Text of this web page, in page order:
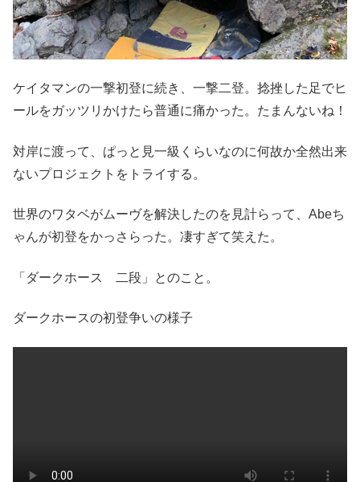
ケイタマンの一撃初登に続き、一撃二登。捻挫した足でヒ
ールをガッツリかけたら普通に痛かった。たまんないね！
対岸に渡って、ぱっと見一級くらいなのに何故か全然出来
ないプロジェクトをトライする。
世界のワタベがムーヴを解決したのを見計らって、Abeち
ゃんが初登をかっさらった。凄すぎて笑えた。
「ダークホース 二段」とのこと。
ダークホースの初登争いの様子